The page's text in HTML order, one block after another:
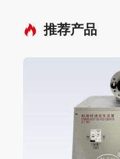
推荐产品